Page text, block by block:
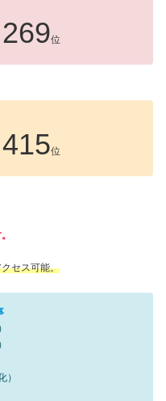
269位
415位
セス可能。
）